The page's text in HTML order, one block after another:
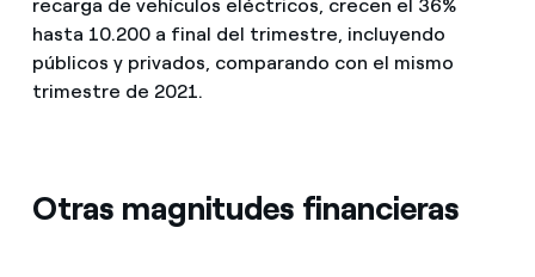
recarga de vehículos eléctricos, crecen el 36%
hasta 10.200 a final del trimestre, incluyendo
públicos y privados, comparando con el mismo
trimestre de 2021.
Otras magnitudes financieras